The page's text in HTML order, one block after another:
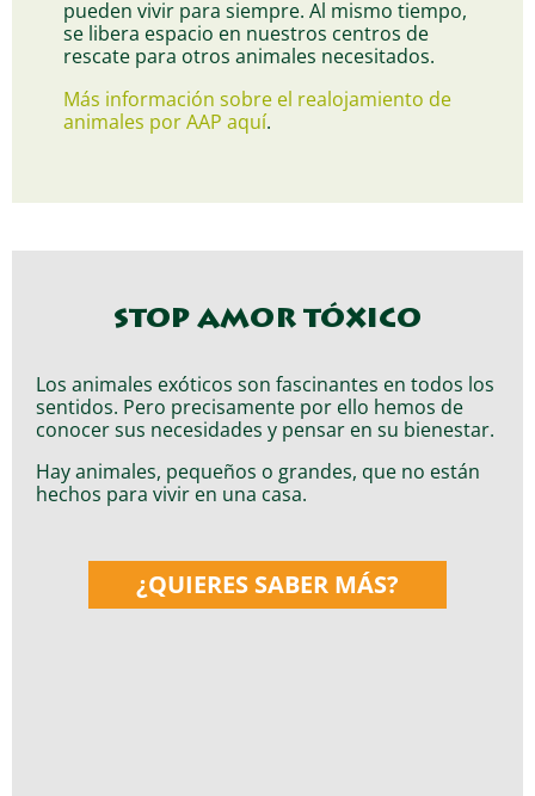
pueden vivir para siempre. Al mismo tiempo,
se libera espacio en nuestros centros de
rescate para otros animales necesitados.
Más información sobre el realojamiento de
animales por AAP aquí.
STOP AMOR TÓXICO
Los animales exóticos son fascinantes en todos los
sentidos. Pero precisamente por ello hemos de
conocer sus necesidades y pensar en su bienestar.
Hay animales, pequeños o grandes, que no están
hechos para vivir en una casa.
¿QUIERES SABER MÁS?